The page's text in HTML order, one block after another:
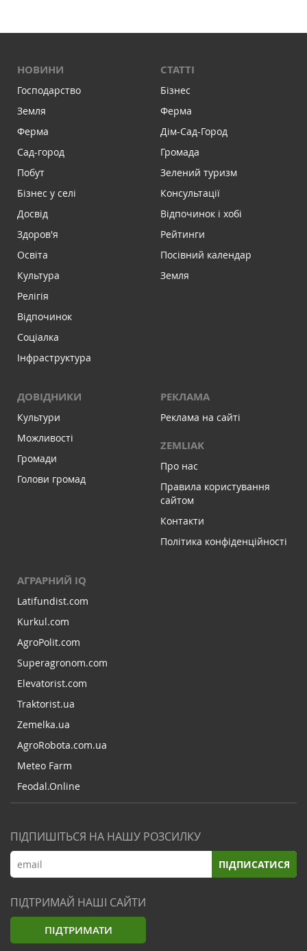
НОВИНИ
Господарство
Земля
Ферма
Сад-город
Побут
Бізнес у селі
Досвід
Здоров'я
Освіта
Культура
Релігія
Відпочинок
Соціалка
Інфраструктура
СТАТТІ
Бізнес
Ферма
Дім-Сад-Город
Громада
Зелений туризм
Консультації
Відпочинок і хобі
Рейтинги
Посівний календар
Земля
ДОВІДНИКИ
Культури
Можливості
Громади
Голови громад
РЕКЛАМА
Реклама на сайті
ZEMLIAK
Про нас
Правила користування
сайтом
Контакти
Політика конфіденційності
АГРАРНИЙ IQ
Latifundist.com
Kurkul.com
AgroPolit.com
Superagronom.com
Elevatorist.com
Traktorist.ua
Zemelka.ua
AgroRobota.com.ua
Meteo Farm
Feodal.Online
ПІДПИШІТЬСЯ НА НАШУ РОЗСИЛКУ
ПІДПИСАТИСЯ
ПІДТРИМАЙ НАШІ САЙТИ
ПІДТРИМАТИ